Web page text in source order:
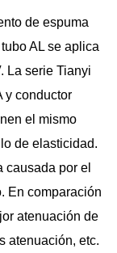
de espuma
AL se aplica
La serie Tianyi
y conductor
el mismo
de elasticidad.
causada por el
En comparación
atenuación de
atenuación, etc.